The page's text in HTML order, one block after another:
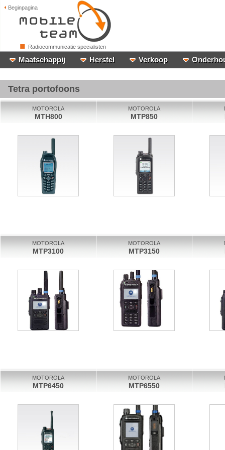
Beginpagina
Radiocommunicatie specialisten
Maatschappij Herstel Verkoop
Tetra portofoons
MOTOROLA
MTH800
MOTOROLA
MTP850
MOTOROLA
MTP3100
MOTOROLA
MTP3150
MOTOROLA
MTP6450
MOTOROLA
MTP6550